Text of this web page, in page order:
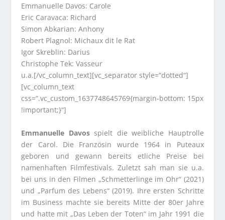
Emmanuelle Davos: Carole
Eric Caravaca: Richard
Simon Abkarian: Anhony
Robert Plagnol: Michaux dit le Rat
Igor Skreblin: Darius
Christophe Tek: Vasseur
u.a.[/vc_column_text][vc_separator style=“dotted“]
[vc_column_text
css=“.vc_custom_1637748645769{margin-bottom: 15px
!important;}“]
Emmanuelle Davosspielt die weibliche Hauptrolle
der Carol. Die Französin wurde 1964 in Puteaux
geboren und gewann bereits etliche Preise bei
namenhaften Filmfestivals. Zuletzt sah man sie u.a.
bei uns in den Filmen „Schmetterlinge im Ohr“ (2021)
und „Parfum des Lebens“ (2019). Ihre ersten Schritte
im Business machte sie bereits Mitte der 80er Jahre
und hatte mit „Das Leben der Toten“ im Jahr 1991 die